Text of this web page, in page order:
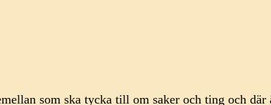
som ska tycka till om saker och ting och